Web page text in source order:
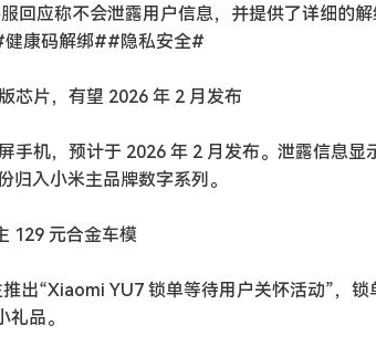
回应称不会泄露用户信息，并提供了详细的解
健康码解绑##隐私安全#
芯片，有望 2026 年 2 月发布
手机，预计于 2026 年 2 月发布。泄露信息显
入小米主品牌数字系列。
129 元合金车模
出“Xiaomi YU7 锁单等待用户关怀活动”，锁
品。